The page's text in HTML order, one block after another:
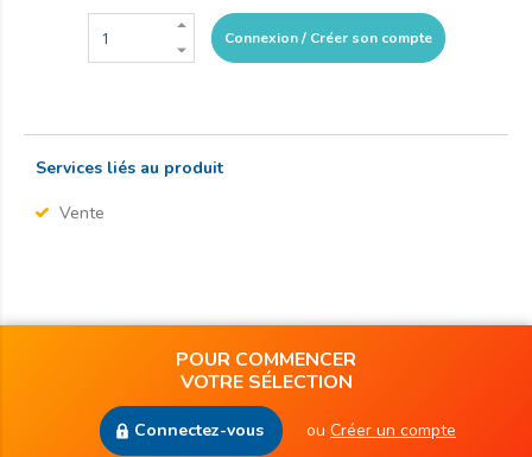
Connexion / Créer son compte
Services liés au produit
Vente
POUR COMMENCER
VOTRE SÉLECTION
Connectez-vous ou Créer un compte